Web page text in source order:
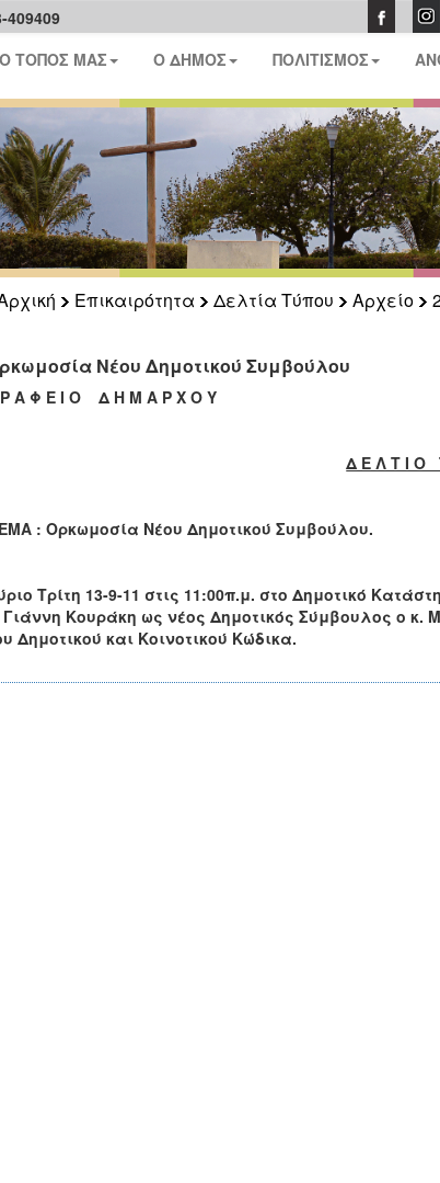
Ο ΤΟΠΟΣ ΜΑΣ Ο ΔΗΜΟΣ ΠΟΛΙΤΙΣΜΟΣ
Επικαιρότητα Δελτία Τύπου Αρχείο
Νέου Δημοτικού Συμβούλου
Α Φ Ε Ι Ο Δ Η Μ Α Ρ Χ Ο Υ
Δ Ε Λ Τ Ι Ο
: Ορκωμοσία Νέου Δημοτικού Συμβούλου.
Τρίτη 13-9-11 στις 11:00π.μ. στο Δημοτικό
Γιάννη Κουράκη ως νέος Δημοτικός Σύμβουλος ο
Δημοτικού και Κοινοτικού Κώδικα.